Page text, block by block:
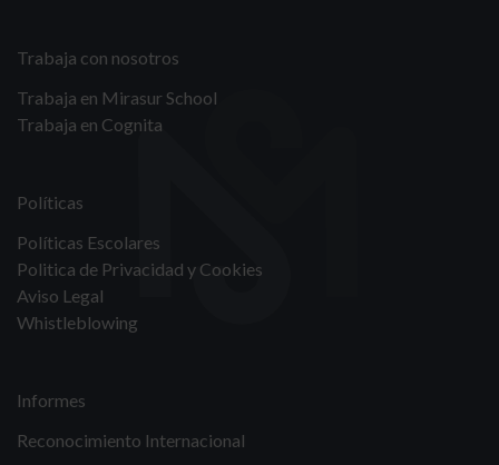
Trabaja con nosotros
Trabaja en Mirasur School
Trabaja en Cognita
Políticas
Políticas Escolares
Politica de Privacidad y Cookies
Aviso Legal
Whistleblowing
Informes
Reconocimiento Internacional